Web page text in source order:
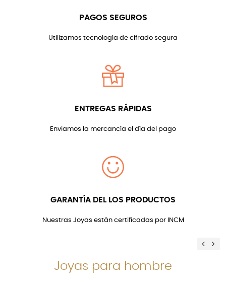
PAGOS SEGUROS
Utilizamos tecnología de cifrado segura
ENTREGAS RÁPIDAS
Enviamos la mercancía el día del pago
GARANTÍA DEL LOS PRODUCTOS
Nuestras Joyas están certificadas por INCM
Joyas para hombre